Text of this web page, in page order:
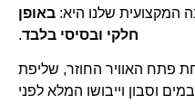
המקצועית שלנו היא: באופן
חלקי ובסיסי בלבד.
פתח האוויר החוזר, שליפת
וסבון וייבושו המלא לפני